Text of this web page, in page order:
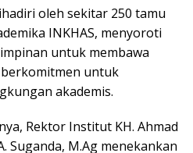
oleh sekitar 250 tamu
INKHAS, menyoroti
untuk membawa
untuk
akademis.
Rektor Institut KH. Ahmad
Suganda, M.Ag menekankan